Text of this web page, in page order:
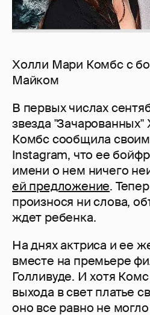
Холли Мари Комбс с
Майком
В первых числах
звезда
Комбс сообщила
Instagram, что ее
имени о нем ничего
ей предложение.
произнося ни слова,
ждет ребенка.
На днях актриса и ее
вместе на премьере
Голливуде. И хотя
выхода в свет платье
оно все равно не